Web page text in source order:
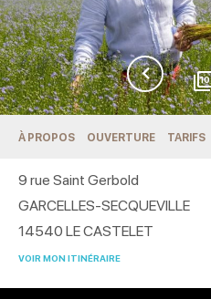
10
À PROPOS OUVERTURE TARIFS
9 rue Saint Gerbold
GARCELLES-SECQUEVILLE
14540 LE CASTELET
VOIR MON ITINÉRAIRE